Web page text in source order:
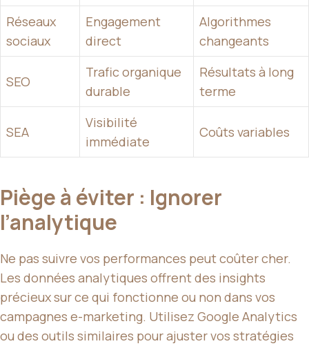
Réseaux
sociaux
Engagement
direct
Algorithmes
changeants
SEO
Trafic organique
durable
Résultats à long
terme
SEA
Visibilité
immédiate
Coûts variables
Piège à éviter : Ignorer
l’analytique
Ne pas suivre vos performances peut coûter cher.
Les données analytiques offrent des insights
précieux sur ce qui fonctionne ou non dans vos
campagnes e-marketing. Utilisez Google Analytics
ou des outils similaires pour ajuster vos stratégies